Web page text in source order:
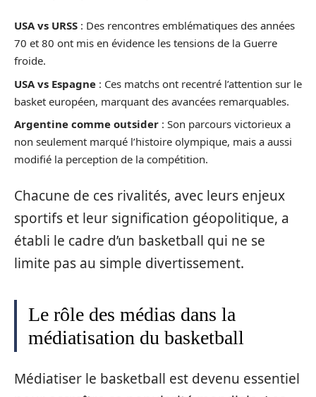
USA vs URSS : Des rencontres emblématiques des années
70 et 80 ont mis en évidence les tensions de la Guerre
froide.
USA vs Espagne : Ces matchs ont recentré l’attention sur le
basket européen, marquant des avancées remarquables.
Argentine comme outsider : Son parcours victorieux a
non seulement marqué l’histoire olympique, mais a aussi
modifié la perception de la compétition.
Chacune de ces rivalités, avec leurs enjeux
sportifs et leur signification géopolitique, a
établi le cadre d’un basketball qui ne se
limite pas au simple divertissement.
Le rôle des médias dans la
médiatisation du basketball
Médiatiser le basketball est devenu essentiel